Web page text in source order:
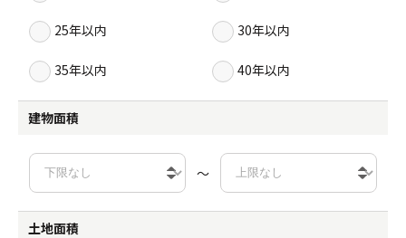
25年以内 30年以内
35年以内 40年以内
建物面積
～
土地面積